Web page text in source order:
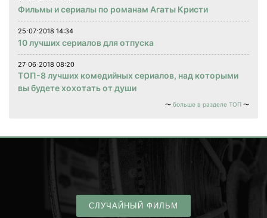
Фильмы и сериалы по романам Агаты Кристи
25⋅07⋅2018 14:34
10 лучших сериалов для отпуска
27⋅06⋅2018 08:20
ТОП-8 лучших комедийных сериалов, над которыми
вы будете хохотать от души
больше в разделе ТОП
СЛУЧАЙНЫЙ ФИЛЬМ